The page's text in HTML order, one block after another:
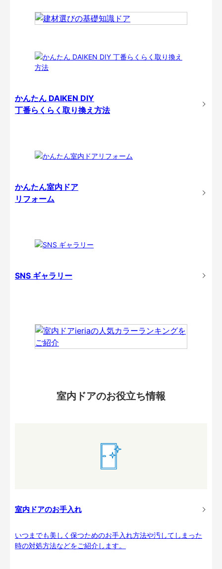
かんたん DAIKEN DIY
丁番らくらく取り換え方法
かんたん室内ドア
リフォーム
SNS ギャラリー
室内ドアのお役立ち情報
室内ドアのお手入れ
いつまでも美しく保つためのお手入れ方法や汚してしまった
時の対処方法などをご紹介します。